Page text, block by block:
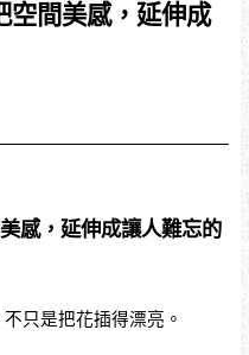
空間美感，延伸成
感，延伸成讓人難忘的
只是把花插得漂亮。